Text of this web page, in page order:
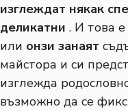
изглеждат някак
деликатни . И това
или онзи занаят
майстора и си
изглежда
възможно да се